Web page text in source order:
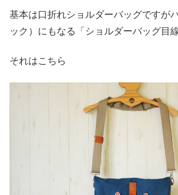
基本は口折れショルダーバッグですが
ック）にもなる「ショルダーバッグ目
それはこちら